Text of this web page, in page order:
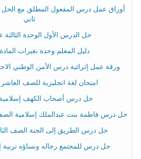
أوراق عمل درس المفعول المطلق مع
ثاني
حل الدرس الأول الوحدة
دليل المعلم وحدة تغيرات
ورقة عمل إثرائية درس الأمن الوطني
امتحان لغة انجليزية للصف
حل درس أصحاب الكهف
حل درس فاطمة بنت عبدالملك إسلامية
حل درس الطريق إلى الجنة الصف
حل درس للمجتمع رجاله ونساؤه